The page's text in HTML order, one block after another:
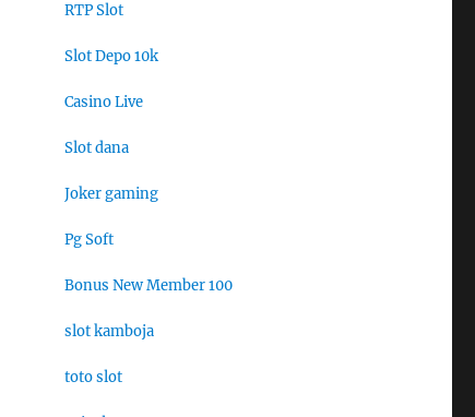
RTP Slot
Slot Depo 10k
Casino Live
Slot dana
Joker gaming
Pg Soft
Bonus New Member 100
slot kamboja
toto slot